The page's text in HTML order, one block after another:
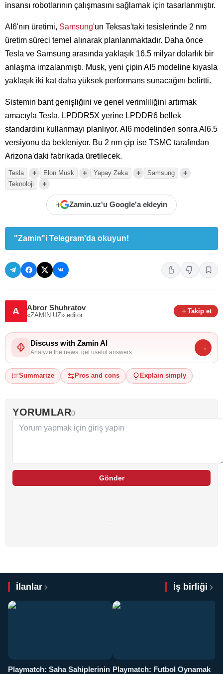
insansı robotlarının çalışmasını sağlamak için tasarlanmıştır.
AI6'nın üretimi, Samsung'un Teksas'taki tesislerinde 2 nm
üretim süreci temel alınarak planlanmaktadır. Daha önce
Tesla ve Samsung arasında yaklaşık 16,5 milyar dolarlık bir
anlaşma imzalanmıştı. Musk, yeni çipin AI5 modeline kıyasla
yaklaşık iki kat daha yüksek performans sunacağını belirtti.
Sistemin bant genişliğini ve genel verimliliğini artırmak
amacıyla Tesla, LPDDR5X yerine LPDDR6 bellek
standardını kullanmayı planlıyor. AI6 modelinden sonra AI6.5
versiyonu da bekleniyor. Bu 2 nm çip ise TSMC tarafından
Arizona'daki fabrikada üretilecek.
Tesla + Elon Musk + Yapay Zeka + Samsung +
Teknoloji +
+ Zamin.uz'u Google'a ekleyin
"Zamin"i Telegram'da okuyun!
A Abror Shuhratov
«ZAMIN.UZ» editör
Takip et
Discuss with Zamin AI
Analyze the news, get useful answers
→
Summarize Pros and cons Explain simply
YORUMLAR0
Gönder
İlanlar İş birliği
Playmatch: Saha Sahiplerinin Playmatch: Futbol Oynamak